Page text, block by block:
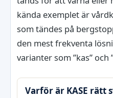
kända exemplet är
som tändes på
den mest frekventa
varianter som ”kas” och
Varför är KASE rätt